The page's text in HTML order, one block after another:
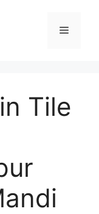
Menu
Tile